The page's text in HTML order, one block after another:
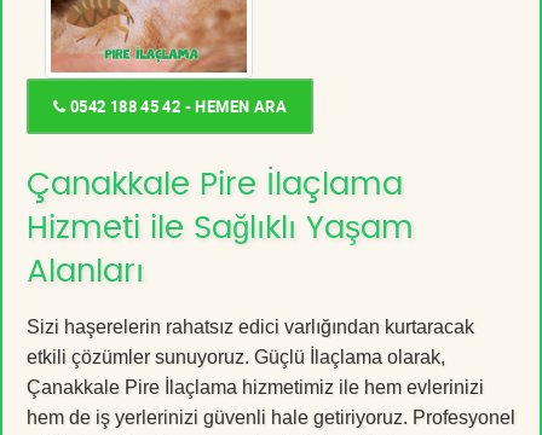
0542 188 45 42 - HEMEN ARA
Çanakkale Pire İlaçlama
Hizmeti ile Sağlıklı Yaşam
Alanları
Sizi haşerelerin rahatsız edici varlığından kurtaracak
etkili çözümler sunuyoruz. Güçlü İlaçlama olarak,
Çanakkale Pire İlaçlama hizmetimiz ile hem evlerinizi
hem de iş yerlerinizi güvenli hale getiriyoruz. Profesyonel